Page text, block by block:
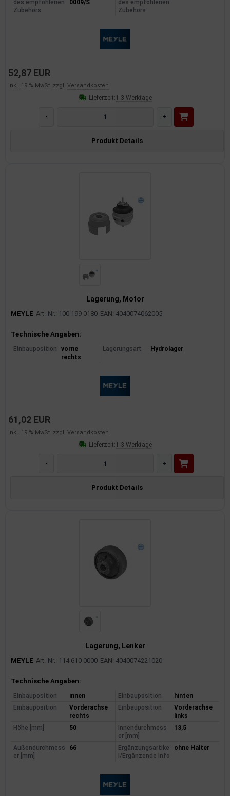
des empfohlenen
Zubehörs
0009/S
des empfohlenen
Zubehörs
52,87 EUR
inkl. 19 % MwSt. zzgl. Versandkosten
Lieferzeit:1-3 Werktage
- +
Produkt Details
Lagerung, Motor
MEYLE Art.-Nr.: 100 199 0180 EAN: 4040074062005
Produktinformationen
Technische Angaben:
Einbauposition
vorne
rechts
Lagerungsart Hydrolager
61,02 EUR
inkl. 19 % MwSt. zzgl. Versandkosten
Lieferzeit:1-3 Werktage
- +
Produkt Details
Lagerung, Lenker
MEYLE Art.-Nr.: 114 610 0000 EAN: 4040074221020
Produktinformationen
Technische Angaben:
Einbauposition innen Einbauposition
hinten
Einbauposition
Vorderachse
rechts
Einbauposition
Vorderachse
links
Höhe [mm]
50
Innendurchmess
er [mm]
13,5
Außendurchmess
er [mm]
66
Ergänzungsartike
l/Ergänzende Info
ohne Halter